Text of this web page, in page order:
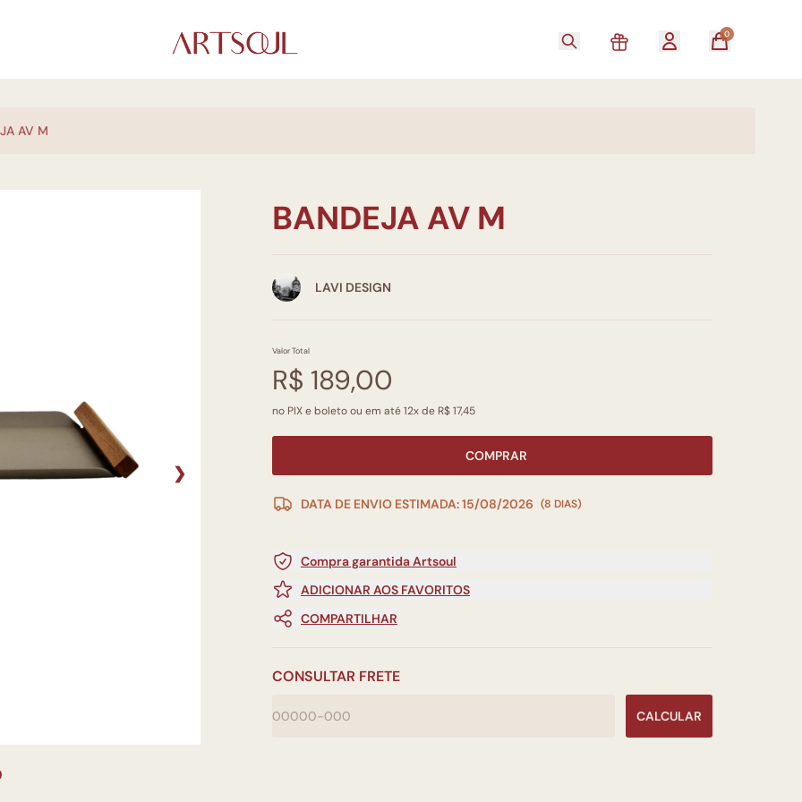
0
AV M
❯
BANDEJA AV M
LAVI DESIGN
Valor Total
R$ 189,00
no PIX e boleto ou em até 12x de R$ 17,45
COMPRAR
DATA DE ENVIO ESTIMADA: 15/08/2026 (8 DIAS)
Compra garantida Artsoul
ADICIONAR AOS FAVORITOS
COMPARTILHAR
CONSULTAR FRETE
CALCULAR